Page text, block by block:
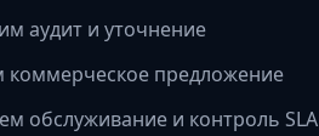
аудит и уточнение
коммерческое предложение
обслуживание и контроль SLA